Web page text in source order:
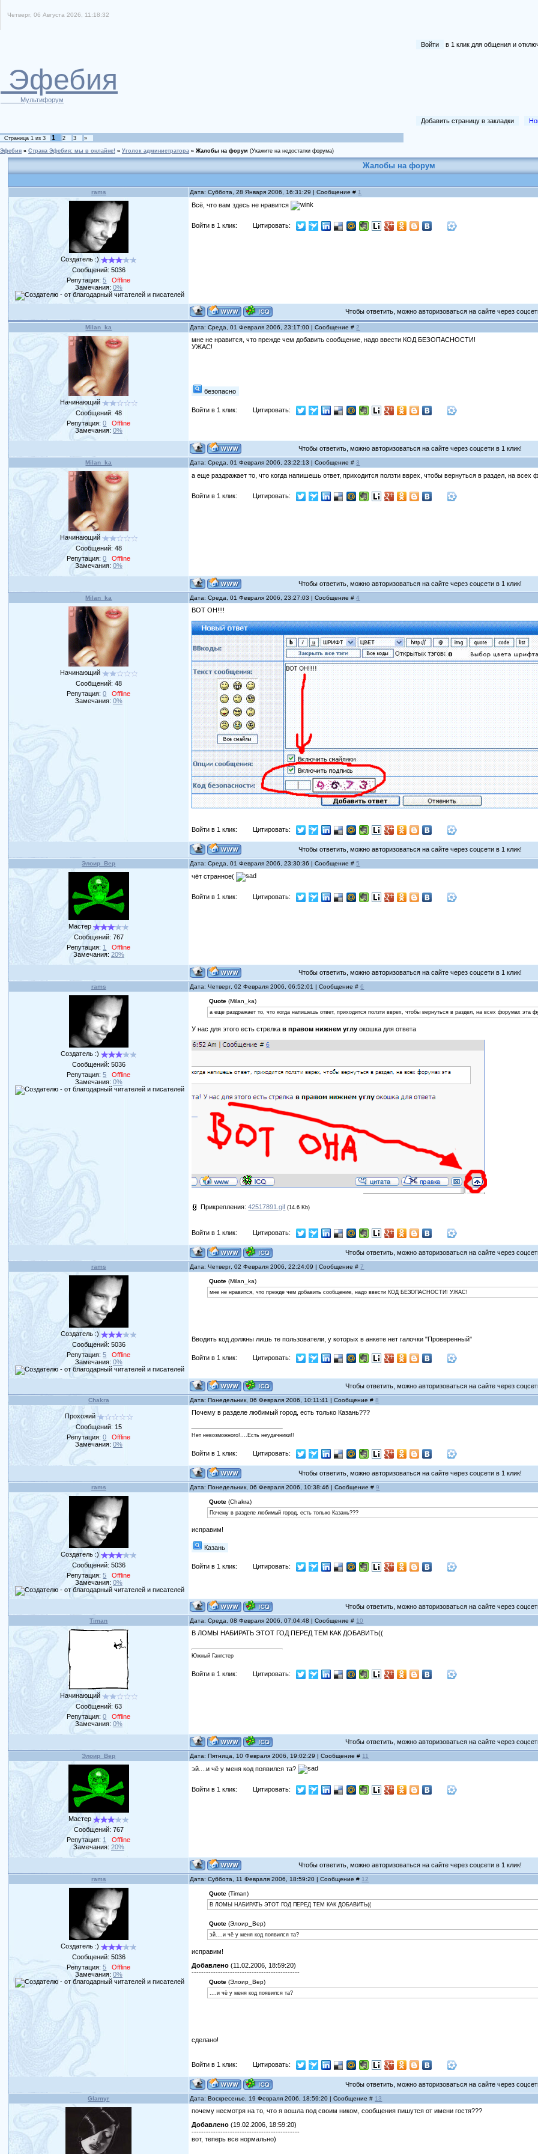
Четверг, 06 Августа 2026, 11:18:32
Войти в 1 клик для общения и
Эфебия
Мультифорум
Добавить страницу в закладки
Страница 1 из 3 1 2 3 »
Эфебия » Страна Эфебия: мы в онлайне! » Уголок администратора » Жалобы на форум (Укажите на недостатки форума)
Жалобы на форум
rams Дата: Суббота, 28 Января 2006, 16:31:29 | Сообщение # 1
Создатель :)
Сообщений: 5036
Репутация:5
Offline
Замечания: 0%
Всё, что вам здесь не нравится
Войти в 1 клик: Цитировать:
Чтобы ответить, можно авторизоваться на сайте через
Milan_ka Дата: Среда, 01 Февраля 2006, 23:17:00 | Сообщение # 2
Начинающий
Сообщений: 48
Репутация:0
Offline
Замечания: 0%
мне не нравится, что прежде чем добавить сообщение, надо ввести КОД БЕЗОПАСНОСТИ!
УЖАС!
безопасно
Войти в 1 клик: Цитировать:
Чтобы ответить, можно авторизоваться на сайте через соцсети в 1 клик!
Milan_ka Дата: Среда, 01 Февраля 2006, 23:22:13 | Сообщение #3
Начинающий
Сообщений: 48
Репутация:0
Offline
Замечания: 0%
а еще раздражает то, что когда напишешь ответ, приходится ползти вврех, чтобы вернуться в раздел, на всех
Войти в 1 клик: Цитировать:
Чтобы ответить, можно авторизоваться на сайте через соцсети в 1 клик!
Milan_ka Дата: Среда, 01 Февраля 2006, 23:27:03 | Сообщение #4
Начинающий
Сообщений: 48
Репутация:0
Offline
Замечания: 0%
ВОТ ОН!!!!
Войти в 1 клик: Цитировать:
Чтобы ответить, можно авторизоваться на сайте через соцсети в 1 клик!
Элоир_Вер Дата: Среда, 01 Февраля 2006, 23:30:36 | Сообщение #5
Мастер
Сообщений: 767
Репутация: 1
Offline
Замечания: 20%
чёт странное(
Войти в 1 клик: Цитировать:
Чтобы ответить, можно авторизоваться на сайте через соцсети в 1 клик!
rams Дата: Четверг, 02 Февраля 2006, 06:52:01 | Сообщение #6
Создатель :)
Сообщений: 5036
Репутация:5
Offline
Замечания: 0%
Quote (Milan_ka)
а еще раздражает то, что когда напишешь ответ, приходится ползти вврех, чтобы вернуться в раздел, на всех форумах эта
У нас для этого есть стрелкав правом нижнем углу окошка для ответа
Прикрепления:42517891.gif (14.6 Kb)
Войти в 1 клик: Цитировать:
Чтобы ответить, можно авторизоваться на сайте через
rams Дата: Четверг, 02 Февраля 2006, 22:24:09 | Сообщение #7
Создатель :)
Сообщений: 5036
Репутация:5
Offline
Замечания: 0%
Quote (Milan_ka)
мне не нравится, что прежде чем добавить сообщение, надо ввести КОД БЕЗОПАСНОСТИ! УЖАС!
Вводить код должны лишь те пользователи, у которых в анкете нет галочки "Проверенный"
Войти в 1 клик: Цитировать:
Чтобы ответить, можно авторизоваться на сайте через
Chakra Дата: Понедельник, 06 Февраля 2006, 10:11:41 | Сообщение #8
Прохожий
Сообщений: 15
Репутация:0
Offline
Замечания: 0%
Почему в разделе любимый город, есть только Казань???
Нет невозможного!....Есть неудачники!!
Войти в 1 клик: Цитировать:
Чтобы ответить, можно авторизоваться на сайте через соцсети в 1 клик!
rams Дата: Понедельник, 06 Февраля 2006, 10:38:46 | Сообщение #9
Создатель :)
Сообщений: 5036
Репутация:5
Offline
Замечания: 0%
Quote (Chakra)
Почему в разделе любимый город, есть только Казань???
исправим!
Казань
Войти в 1 клик: Цитировать:
Чтобы ответить, можно авторизоваться на сайте через
Timan Дата: Среда, 08 Февраля 2006, 07:04:48 | Сообщение # 10
Начинающий
Сообщений: 63
Репутация:0
Offline
Замечания: 0%
В ЛОМЫ НАБИРАТЬ ЭТОТ ГОД ПЕРЕД ТЕМ КАК ДОБАВИТЬ((
Южный Гангстер
Войти в 1 клик: Цитировать:
Чтобы ответить, можно авторизоваться на сайте через
Элоир_Вер Дата: Пятница, 10 Февраля 2006, 19:02:29 | Сообщение # 11
Мастер
Сообщений: 767
Репутация: 1
Offline
Замечания: 20%
эй....и чё у меня код появился та?
Войти в 1 клик: Цитировать:
Чтобы ответить, можно авторизоваться на сайте через соцсети в 1 клик!
rams Дата: Суббота, 11 Февраля 2006, 18:59:20 | Сообщение # 12
Создатель :)
Сообщений: 5036
Репутация:5
Offline
Замечания: 0%
Quote (Timan)
В ЛОМЫ НАБИРАТЬ ЭТОТ ГОД ПЕРЕД ТЕМ КАК ДОБАВИТЬ((
Quote (Элоир_Вер)
эй....и чё у меня код появился та?
исправим!
Добавлено (11.02.2006, 18:59:20)
---------------------------------------------
Quote (Элоир_Вер)
....и чё у меня код появился та?
сделано!
Войти в 1 клик: Цитировать:
Чтобы ответить, можно авторизоваться на сайте через
Glamyr Дата: Воскресенье, 19 Февраля 2006, 18:59:20 | Сообщение # 13
почему несмотря на то, что я вошла под своим ником, сообщения пишутся от имени гостя???
Добавлено (19.02.2006, 18:59:20)
---------------------------------------------
вот, теперь все нормально)